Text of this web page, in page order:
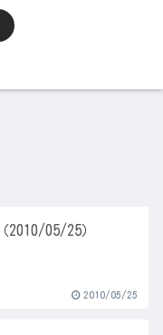
2010/05/25）
2010/05/25